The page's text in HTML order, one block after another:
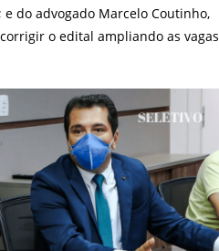
do advogado Marcelo Coutinho,
o edital ampliando as vagas